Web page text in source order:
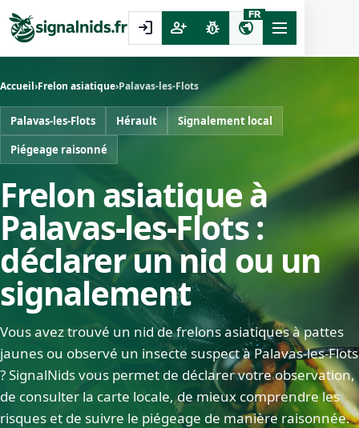
login person_add pest_control public
FR
Accueil›Frelon asiatique›Palavas-les-Flots
Palavas-les-Flots Hérault
Signalement local
Piégeage raisonné
Frelon asiatique à
Palavas-les-Flots :
déclarer un nid ou un
signalement
Vous avez trouvé un nid de frelons asiatiques à pattes
jaunes ou observé un insecte suspect à Palavas-les-Flots
? SignalNids vous permet de déclarer votre observation,
de consulter la carte locale, de mieux comprendre les
risques et de suivre le piégeage de manière raisonnée.